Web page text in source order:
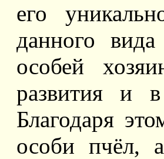
его
данного вида
особей
развития и в
Благодаря
особи пчёл,